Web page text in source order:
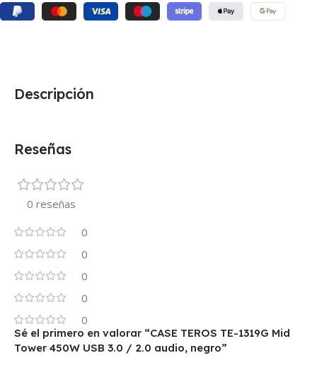
Descripción
Reseñas
0 reseñas
0
0
0
0
0
Sé el primero en valorar “CASE TEROS TE-1319G Mid
Tower 450W USB 3.0 / 2.0 audio, negro”